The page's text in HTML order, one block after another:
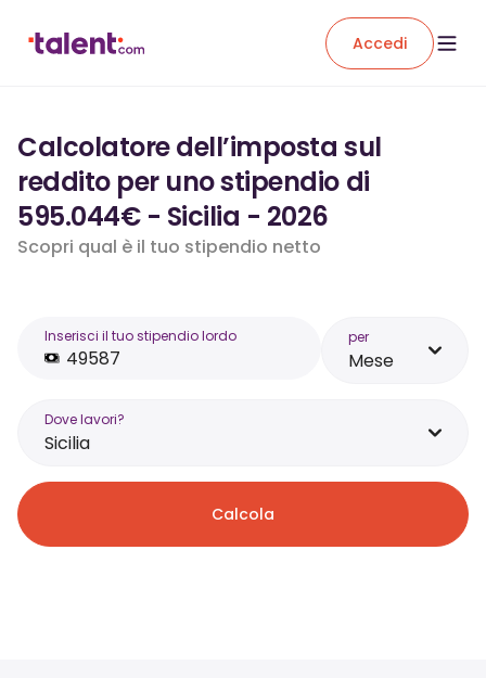
Accedi
Calcolatore dell’imposta sul
reddito per uno stipendio di
595.044€ - Sicilia - 2026
Scopri qual è il tuo stipendio netto
Inserisci il tuo stipendio lordo per
Mese
Dove lavori?
Sicilia
Calcola